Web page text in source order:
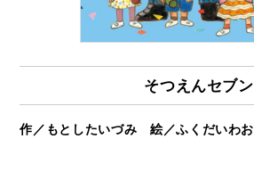
そつえんセブン
作／もとしたいづみ 絵／ふくだいわお